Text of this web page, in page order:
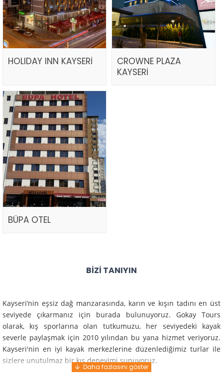
HOLIDAY INN KAYSERİ
CROWNE PLAZA
KAYSERİ
BÜPA OTEL
BIZI TANIYIN
Kayseri’nin eşsiz dağ manzarasında, karın ve kışın tadını en üst
seviyede çıkarmanız için burada bulunuyoruz. Gokay Tours
olarak, kış sporlarına olan tutkumuzu, her seviyedeki kayak
severle paylaşmak için 2010 yılından bu yana hizmet veriyoruz.
Kayseri'nin en iyi kayak merkezlerine düzenlediğimiz turlar ile
sizlere unutulmaz bir kış deneyimi sunuyoruz.